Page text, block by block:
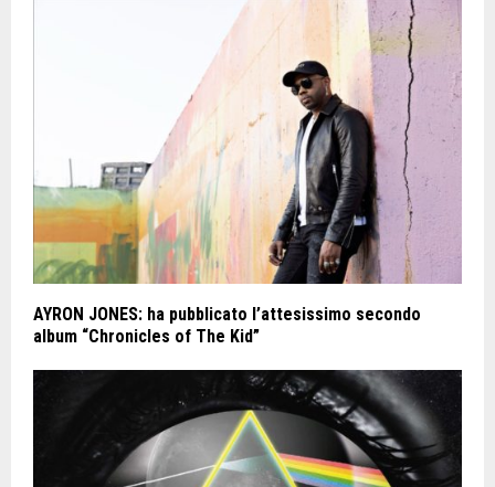
AYRON JONES: ha pubblicato l’attesissimo secondo
album “Chronicles of The Kid”